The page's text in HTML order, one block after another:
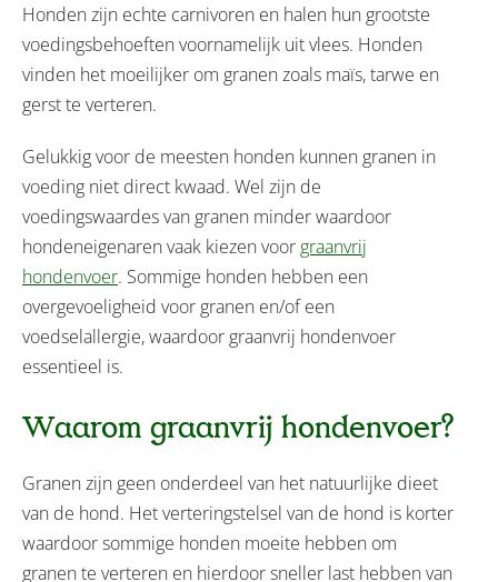
Honden zijn echte carnivoren en halen hun grootste
voedingsbehoeften voornamelijk uit vlees. Honden
vinden het moeilijker om granen zoals maïs, tarwe en
gerst te verteren.
Gelukkig voor de meesten honden kunnen granen in
voeding niet direct kwaad. Wel zijn de
voedingswaardes van granen minder waardoor
hondeneigenaren vaak kiezen voor graanvrij
hondenvoer. Sommige honden hebben een
overgevoeligheid voor granen en/of een
voedselallergie, waardoor graanvrij hondenvoer
essentieel is.
Waarom graanvrij hondenvoer?
Granen zijn geen onderdeel van het natuurlijke dieet
van de hond. Het verteringstelsel van de hond is korter
waardoor sommige honden moeite hebben om
granen te verteren en hierdoor sneller last hebben van